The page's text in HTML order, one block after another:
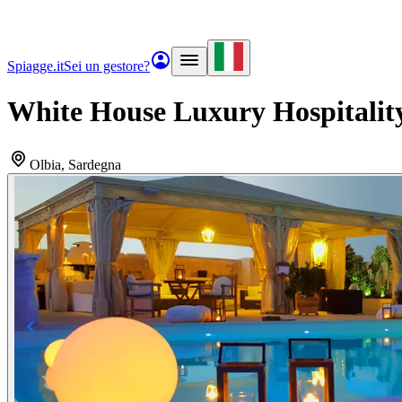
Spiagge.itSei un gestore?
White House Luxury
Olbia, Sardegna